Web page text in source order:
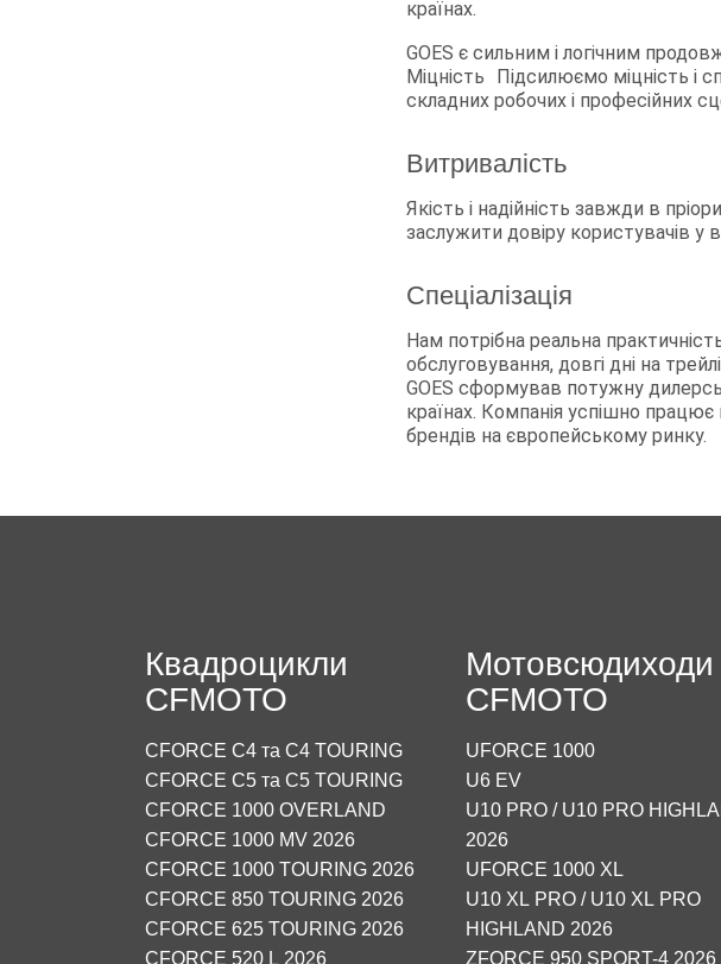
країнах.
GOES є сильним і логічним
Міцність Підсилюємо міцність і
складних робочих і професійних
Витривалість
Якість і надійність завжди в
заслужити довіру користувачів у
Спеціалізація
Нам потрібна реальна
обслуговування, довгі дні на
GOES сформував потужну
країнах. Компанія успішно
брендів на європейському ринку.
Квадроцикли
CFMOTO
CFORCE C4 та C4 TOURING
CFORCE C5 та C5 TOURING
CFORCE 1000 OVERLAND
CFORCE 1000 MV 2026
CFORCE 1000 TOURING 2026
CFORCE 850 TOURING 2026
CFORCE 625 TOURING 2026
CFORCE 520 L 2026
Мотовсюдиходи
CFMOTO
UFORCE 1000
U6 EV
U10 PRO / U10 PRO
2026
UFORCE 1000 XL
U10 XL PRO / U10 XL PRO
HIGHLAND 2026
ZFORCE 950 SPORT-4 2026